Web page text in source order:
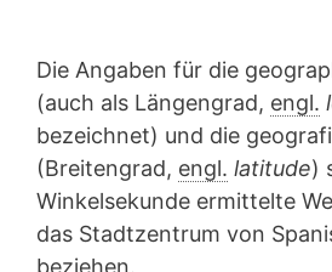
Die Angaben für die
(auch als Längengrad, engl.
bezeichnet) und die
(Breitengrad, engl. latitude)
Winkelsekunde ermittelte
das Stadtzentrum von
beziehen.